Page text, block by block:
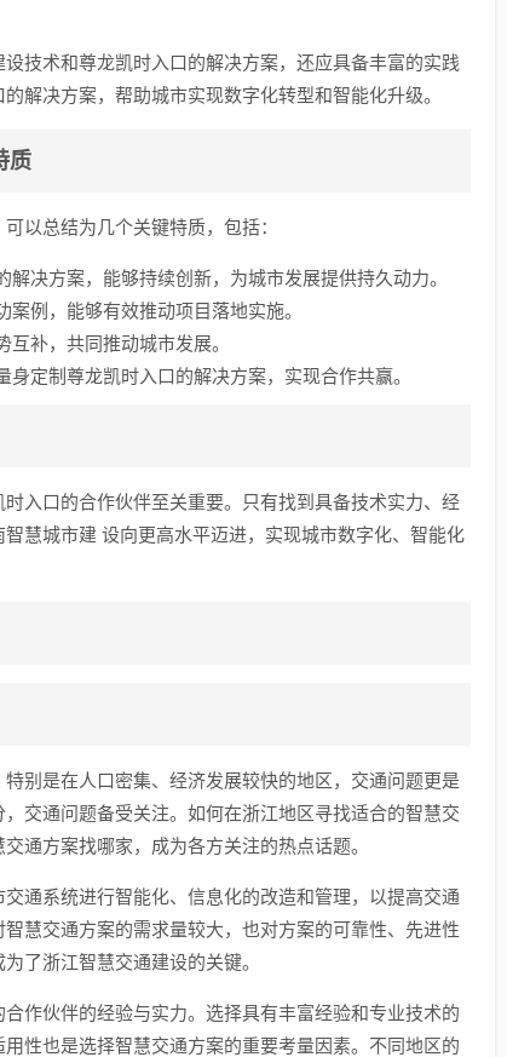
技术和尊龙凯时入口的解决方案，还应具备丰富的实践
解决方案，帮助城市实现数字化转型和智能化升级。
质
以总结为几个关键特质，包括：
决方案，能够持续创新，为城市发展提供持久动力。
例，能够有效推动项目落地实施。
补，共同推动城市发展。
定制尊龙凯时入口的解决方案，实现合作共赢。
入口的合作伙伴至关重要。只有找到具备技术实力、经
慧城市建 设向更高水平迈进，实现城市数字化、智能化
别是在人口密集、经济发展较快的地区，交通问题更是
交通问题备受关注。如何在浙江地区寻找适合的智慧交
通方案找哪家，成为各方关注的热点话题。
通系统进行智能化、信息化的改造和管理，以提高交通
慧交通方案的需求量较大，也对方案的可靠性、先进性
了浙江智慧交通建设的关键。
作伙伴的经验与实力。选择具有丰富经验和专业技术的
性也是选择智慧交通方案的重要考量因素。不同地区的